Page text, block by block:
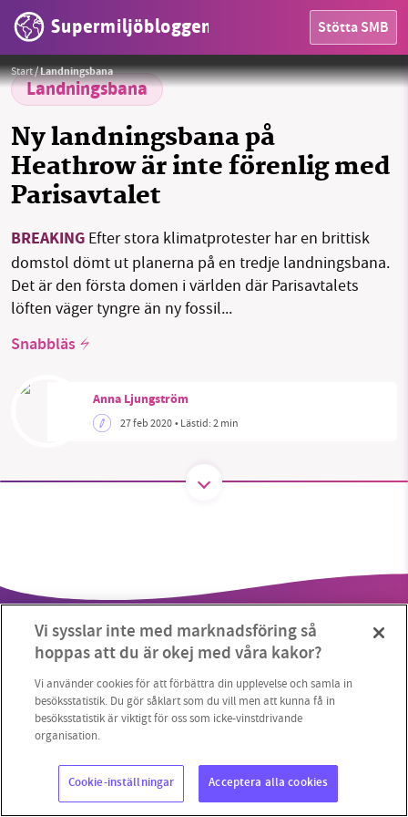
Supermiljöbloggen Stötta SMB
OMRÅDEN
MILJÖFAKTA
OM OSS
Sök Sparade inlägg Tipsa oss
Facebook Instagram BlueSky
Start/Landningsbana
Landningsbana
Ny landningsbana på
Heathrow är inte förenlig med
Parisavtalet
BREAKING Efter stora klimatprotester har en brittisk
domstol dömt ut planerna på en tredje landningsbana.
Det är den första domen i världen där Parisavtalets
löften väger tyngre än ny fossil...
Snabbläs
Anna Ljungström
27 feb 2020• Lästid:2 min
Privatjet istället för taxi?Foto:Pexels
Copyright 2023 © Supermiljöbloggen Cookieinställningar
SMB kämpar för en hållbar framtid. Sedan
utveckla vårt arbete – och vi hoppas att du
vill hjälpa oss.
Stötta vårt arbete genom att swisha en slant till
1231368703
Läs vad vi vill göra
Vi sysslar inte med marknadsföring så
hoppas att du är okej med våra kakor?
Vi använder cookies för att förbättra din upplevelse och samla in
besöksstatistik. Du gör såklart som du vill men att kunna få in
besöksstatistik är viktigt för oss som icke-vinstdrivande
organisation.
Cookie-inställningar Acceptera alla cookies